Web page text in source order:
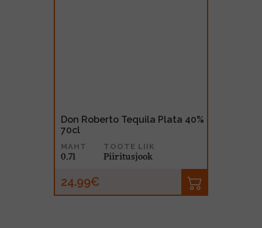
Don Roberto Tequila Plata 40%
70cl
MAHT
0.7l
TOOTE LIIK
Piiritusjook
24.99€